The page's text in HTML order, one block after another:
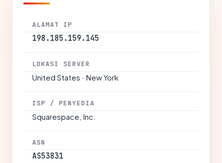
ALAMAT IP
198.185.159.145
LOKASI SERVER
United States · New York
ISP / PENYEDIA
Squarespace, Inc.
ASN
AS53831